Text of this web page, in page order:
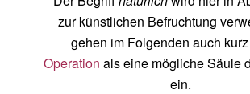
zur künstlichen Befruchtung
gehen im Folgenden auch
Operation als eine mögliche Säule
ein.